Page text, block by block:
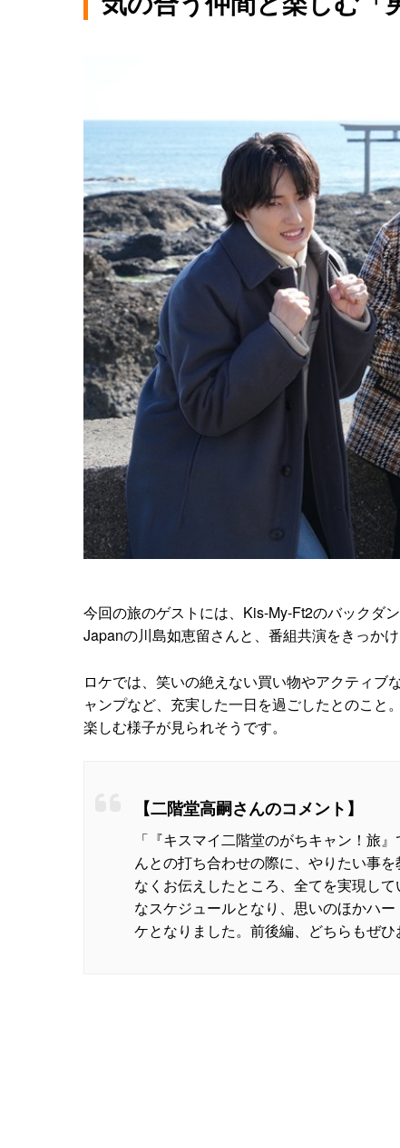
今回の旅のゲストには、Kis-My-Ft2のバックダ
Japanの川島如恵留さんと、番組共演をきっか
ロケでは、笑いの絶えない買い物やアクティブ
ャンプなど、充実した一日を過ごしたとのこと
楽しむ様子が見られそうです。
【二階堂高嗣さんのコメント】
「『キスマイ二階堂のがちキャン！旅
んとの打ち合わせの際に、やりたい事
なくお伝えしたところ、全てを実現し
なスケジュールとなり、思いのほかハ
ケとなりました。前後編、どちらもぜひ